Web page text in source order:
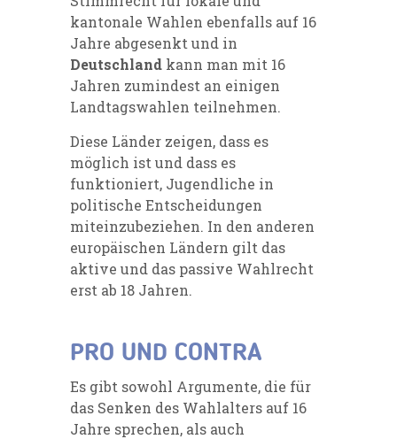
kantonale Wahlen ebenfalls auf 16
Jahre abgesenkt und in
Deutschland kann man mit 16
Jahren zumindest an einigen
Landtagswahlen teilnehmen.
Diese Länder zeigen, dass es
möglich ist und dass es
funktioniert, Jugendliche in
politische Entscheidungen
miteinzubeziehen. In den anderen
europäischen Ländern gilt das
aktive und das passive Wahlrecht
erst ab 18 Jahren.
PRO UND CONTRA
Es gibt sowohl Argumente, die für
das Senken des Wahlalters auf 16
Jahre sprechen, als auch